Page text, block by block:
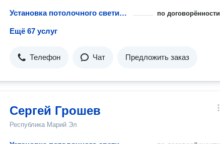
Установка потолочного светильника на планку по договорённости
Ещё 67 услуг
Телефон Чат Предложить заказ
Сергей Грошев
Республика Марий Эл